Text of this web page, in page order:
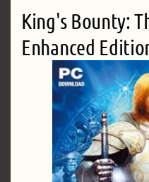
King's Bounty:
Enhanced